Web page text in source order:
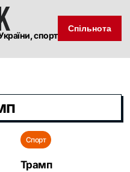
спорт
Спільнота
Спорт
Трамп